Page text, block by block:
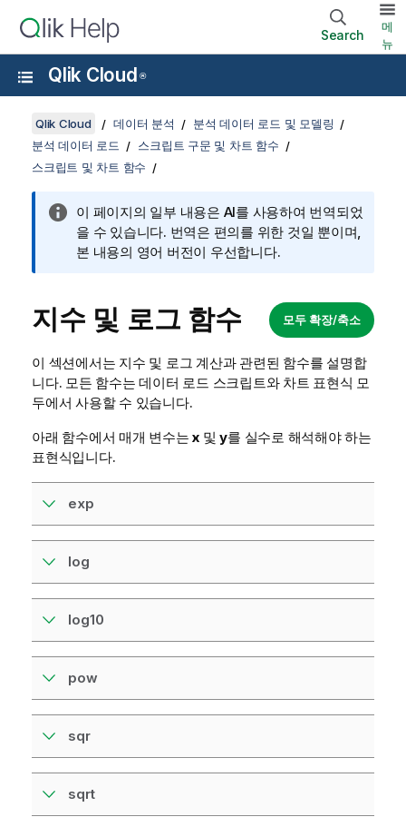
Search
메
뉴
Qlik Cloud ®
Qlik Cloud 데이터 분석
분석 데이터 로드 및 모델링
분석 데이터 로드
스크립트 구문 및 차트 함수
스크립트 및 차트 함수
이 페이지의 일부 내용은 AI를 사용하여 번역되었
을 수 있습니다. 번역은 편의를 위한 것일 뿐이며,
본 내용의 영어 버전이 우선합니다.
모두 확장/축소
지수 및 로그 함수
이 섹션에서는 지수 및 로그 계산과 관련된 함수를 설명합
니다. 모든 함수는 데이터 로드 스크립트와 차트 표현식 모
두에서 사용할 수 있습니다.
아래 함수에서 매개 변수는x 및y를 실수로 해석해야 하는
표현식입니다.
exp
log
log10
pow
sqr
sqrt